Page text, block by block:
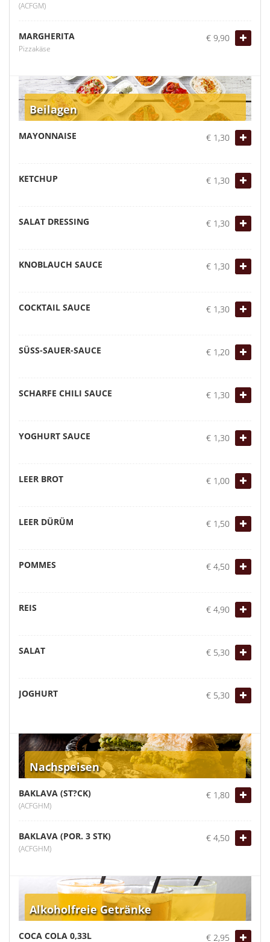
(ACFGM)
MARGHERITA
Pizzakäse
€ 9,90
Beilagen
MAYONNAISE € 1,30
KETCHUP € 1,30
SALAT DRESSING € 1,30
KNOBLAUCH SAUCE € 1,30
COCKTAIL SAUCE € 1,30
SÜSS-SAUER-SAUCE € 1,20
SCHARFE CHILI SAUCE € 1,30
YOGHURT SAUCE € 1,30
LEER BROT € 1,00
LEER DÜRÜM € 1,50
POMMES € 4,50
REIS € 4,90
SALAT € 5,30
JOGHURT € 5,30
Nachspeisen
BAKLAVA (ST?CK)
(ACFGHM)
€ 1,80
BAKLAVA (POR. 3 STK)
(ACFGHM)
€ 4,50
Alkoholfreie Getränke
COCA COLA 0,33L € 2,95